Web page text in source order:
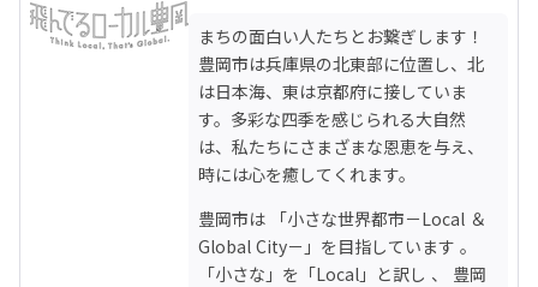
まちの面白い人たちとお繋ぎします！
豊岡市は兵庫県の北東部に位置し、北
は日本海、東は京都府に接していま
す。多彩な四季を感じられる大自然
は、私たちにさまざまな恩恵を与え、
時には心を癒してくれます。
豊岡市は 「小さな世界都市－Local ＆
Global City－」を目指しています 。
「小さな」を「Local」と訳し 、 豊岡